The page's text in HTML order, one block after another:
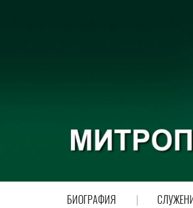
БИОГРАФИЯ